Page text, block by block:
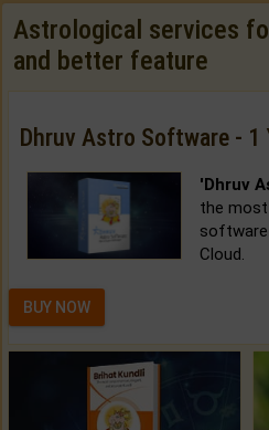
Astrological services
and better feature
Dhruv Astro Software - 1
'Dhruv
the
Cloud.
BUY NOW